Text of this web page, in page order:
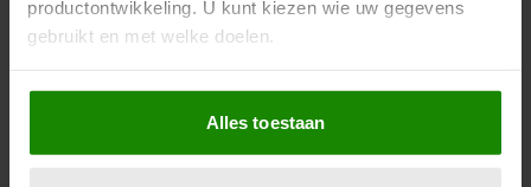
productontwikkeling. U kunt kiezen wie uw gegevens
gebruikt en met welke doelen.
Als u het toestaat, willen we ook graag:
Informatie verzamelen over uw geografische
locatie, die tot een paar meter nauwkeurig kan zijn
Alles toestaan